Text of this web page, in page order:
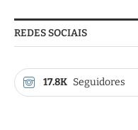
REDES SOCIAIS
17.8K Seguidores